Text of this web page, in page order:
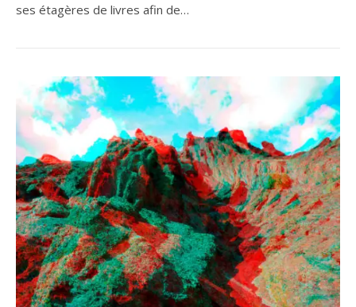
ses étagères de livres afin de…